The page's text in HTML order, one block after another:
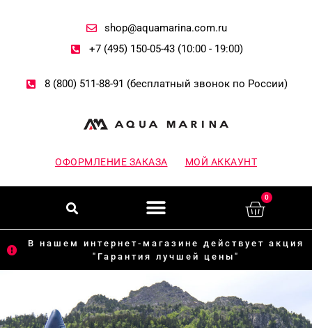
shop@aquamarina.com.ru
+7 (495) 150-05-43 (10:00 - 19:00)
8 (800) 511-88-91 (бесплатный звонок по России)
ОФОРМЛЕНИЕ ЗАКАЗА МОЙ АККАУНТ
ПоискМеню 0
В нашем интернет-магазине действует акция
"Гарантия лучшей цены"